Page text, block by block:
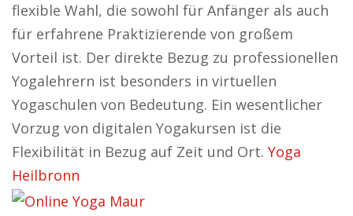
flexible Wahl, die sowohl für Anfänger als auch
für erfahrene Praktizierende von großem
Vorteil ist. Der direkte Bezug zu professionellen
Yogalehrern ist besonders in virtuellen
Yogaschulen von Bedeutung. Ein wesentlicher
Vorzug von digitalen Yogakursen ist die
Flexibilität in Bezug auf Zeit und Ort. Yoga
Heilbronn